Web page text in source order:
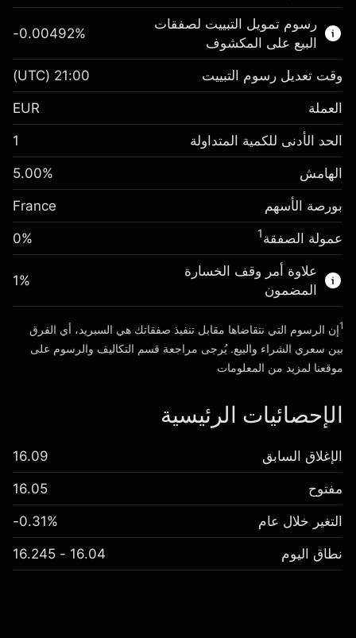
اعرف المزيد عن:
عقود الفروقات
€1,000.00
رسوم التبييت
الرسوم من قيمة الصفقة الكاملة
%
(-€3.46)
حجم الصفقة بالرافعة المالية ~€20,000.00
الأموال من الرافعة المالية ~ دولار
انتقل إلى المنصة
رسوم تمويل التبييت لصفقات
البيع على المكشوف
الهامش. استثمارك €1,000.00
رسوم التبييت
الرسوم من قيمة الصفقة الكاملة
-0.004915
%
(-€0.98)
حجم الصفقة بالرافعة المالية ~
الأموال من الرافعة المالية ~ دولار
انتقل إلى المنصة
-0.00492%
وقت تعديل رسوم التبييت 21:00
(UTC)
العملة EUR
الحد الأدنى للكمية المتداولة 1
الهامش 5.00%
بورصة الأسهم France
عمولة الصفقة1
0%
علاوة أمر وقف الخسارة
المضمون
1%
1إن الرسوم التي نتقاضاها مقابل تنفيذ صفقاتك هي السبريد، أي الفرق
بين سعري الشراء والبيع. يُرجى مراجعة قسم التكاليف والرسوم على
موقعنا لمزيد من المعلومات
الإحصائيات الرئيسية
الإغلاق السابق 16.09
مفتوح 16.05
التغير خلال عام -0.31%
نطاق اليوم 16.04 - 16.245